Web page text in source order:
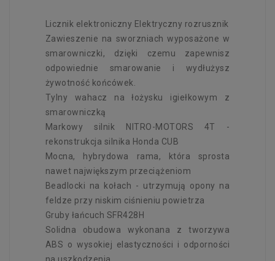
Licznik elektroniczny Elektryczny rozrusznik
Zawieszenie na sworzniach wyposażone w
smarowniczki, dzięki czemu zapewnisz
odpowiednie smarowanie i wydłużysz
żywotność końcówek.
Tylny wahacz na łożysku igiełkowym z
smarowniczką
Markowy silnik NITRO-MOTORS 4T -
rekonstrukcja silnika Honda CUB
Mocna, hybrydowa rama, która sprosta
nawet największym przeciążeniom
Beadlocki na kołach - utrzymują opony na
feldze przy niskim ciśnieniu powietrza
Gruby łańcuch SFR428H
Solidna obudowa wykonana z tworzywa
ABS o wysokiej elastyczności i odporności
na uszkodzenia